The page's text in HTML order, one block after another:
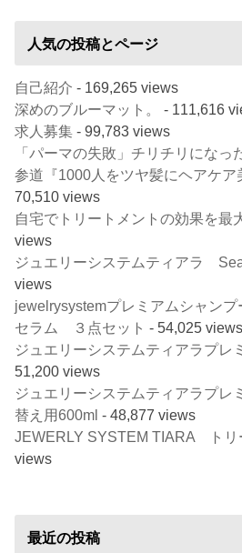
人気の投稿とページ
自己紹介 - 169,265 views
深めのブルーマット。
- 111,616
求人募集 - 99,783 views
「パーマの失敗」チリチリになっ
参道『1000人をツヤ髪にヘアケア
70,510 views
自宅でトリートメントの効果を最
views
ジュエリーシステムティアラ
views
jewelrysystemプレミアムシャンプ
セラム ３点セット - 54,025 views
ジュエリーシステムティアラプレ
51,200 views
ジュエリーシステムティアラプレ
替え用600ml - 48,877 views
JEWERLY SYSTEM TIARA トリ
views
最近の投稿